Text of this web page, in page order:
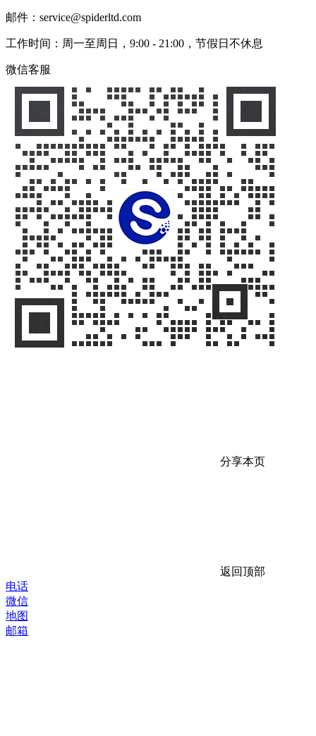
邮件：service@spiderltd.com
工作时间：周一至周日，9:00 - 21:00，节假日不休息
微信客服
分享本页
返回顶部
电话
微信
地图
邮箱